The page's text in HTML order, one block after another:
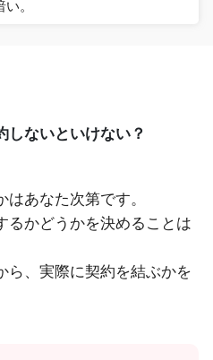
。
しないといけない？
あなた次第です。
るかどうかを決めることは
ら、実際に契約を結ぶかを